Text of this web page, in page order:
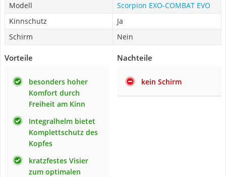
Modell
Scorpion EXO-COMBAT EVO
Kinnschutz
Ja
Schirm
Nein
Vorteile
besonders hoher
Komfort durch
Freiheit am Kinn
Integralhelm bietet
Komplettschutz des
Kopfes
kratzfestes Visier
zum optimalen
Nachteile
kein Schirm